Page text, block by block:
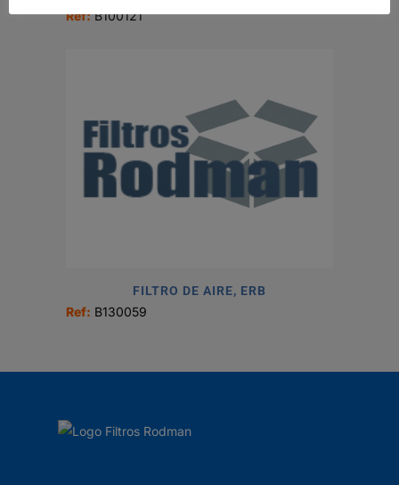
Ref:B100121
FILTRO DE AIRE, ERB
Ref: B130059